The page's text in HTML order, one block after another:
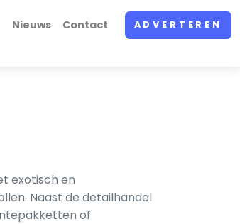
Nieuws Contact ADVERTEREN
exotisch en
Naast de detailhandel
of